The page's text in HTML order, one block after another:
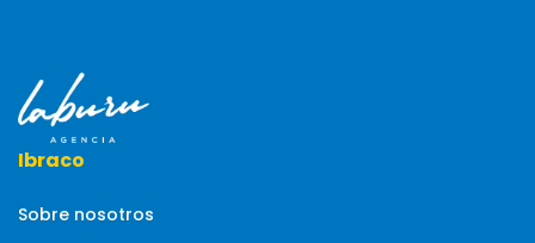
Ibraco
Sobre nosotros